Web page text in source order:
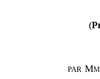
(
PAR